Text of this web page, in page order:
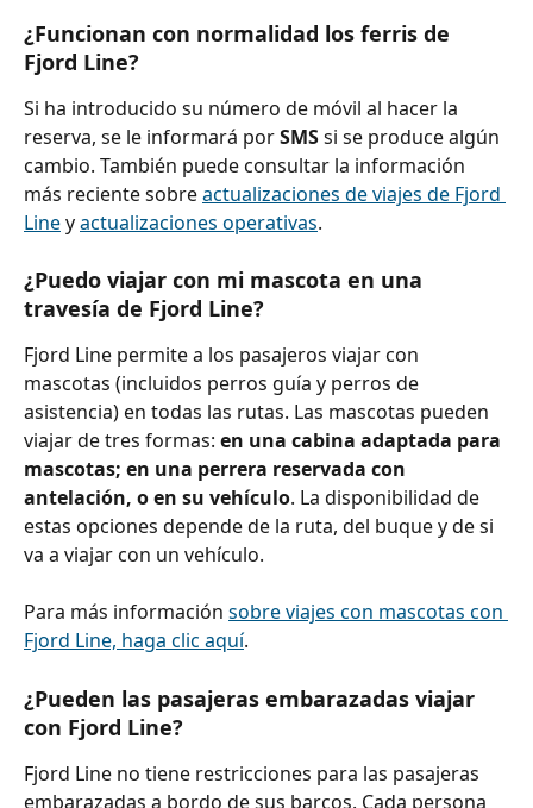
¿Funcionan con normalidad los ferris de
Fjord Line?
Si ha introducido su número de móvil al hacer la
reserva, se le informará por SMS si se produce algún
cambio. También puede consultar la información
más reciente sobre actualizaciones de viajes de Fjord
Line y actualizaciones operativas.
¿Puedo viajar con mi mascota en una
travesía de Fjord Line?
Fjord Line permite a los pasajeros viajar con
mascotas (incluidos perros guía y perros de
asistencia) en todas las rutas. Las mascotas pueden
viajar de tres formas: en una cabina adaptada para
mascotas; en una perrera reservada con
antelación, o en su vehículo. La disponibilidad de
estas opciones depende de la ruta, del buque y de si
va a viajar con un vehículo.
Para más información sobre viajes con mascotas con
Fjord Line, haga clic aquí.
¿Pueden las pasajeras embarazadas viajar
con Fjord Line?
Fjord Line no tiene restricciones para las pasajeras
embarazadas a bordo de sus barcos. Cada persona